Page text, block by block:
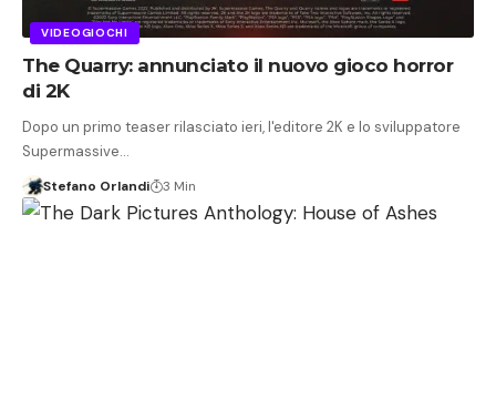
VIDEOGIOCHI
The Quarry: annunciato il nuovo gioco horror
di 2K
Dopo un primo teaser rilasciato ieri, l'editore 2K e lo sviluppatore
Supermassive…
Stefano Orlandi 3 Min